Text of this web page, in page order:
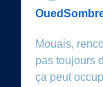
Mouais,
pas toujours
ça peut